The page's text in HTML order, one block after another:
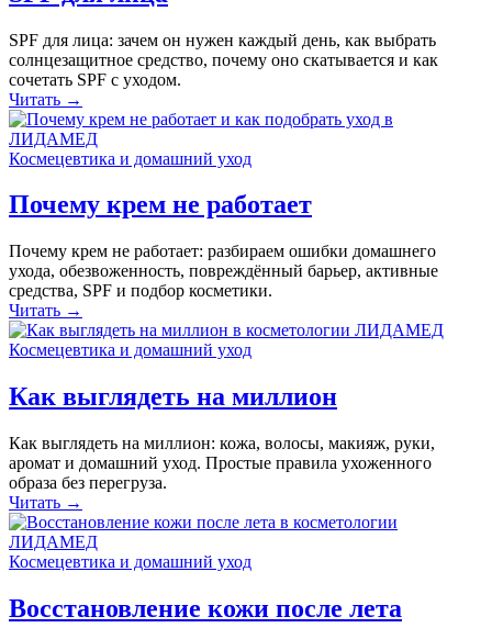
SPF для лица: зачем он нужен каждый день, как выбрать
солнцезащитное средство, почему оно скатывается и как
сочетать SPF с уходом.
Читать →
Космецевтика и домашний уход
Почему крем не работает
Почему крем не работает: разбираем ошибки домашнего
ухода, обезвоженность, повреждённый барьер, активные
средства, SPF и подбор косметики.
Читать →
Космецевтика и домашний уход
Как выглядеть на миллион
Как выглядеть на миллион: кожа, волосы, макияж, руки,
аромат и домашний уход. Простые правила ухоженного
образа без перегруза.
Читать →
Космецевтика и домашний уход
Восстановление кожи после лета